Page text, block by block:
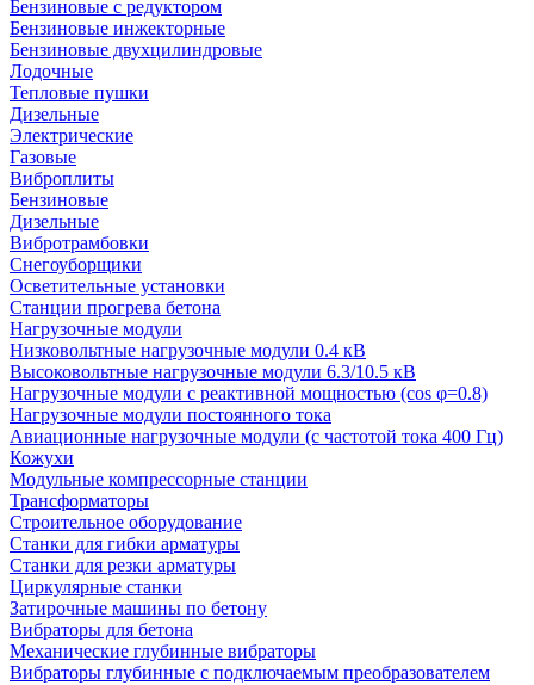
Бензиновые с редуктором
Бензиновые инжекторные
Бензиновые двухцилиндровые
Лодочные
Тепловые пушки
Дизельные
Электрические
Газовые
Виброплиты
Бензиновые
Дизельные
Вибротрамбовки
Снегоуборщики
Осветительные установки
Станции прогрева бетона
Нагрузочные модули
Низковольтные нагрузочные модули 0.4 кВ
Высоковольтные нагрузочные модули 6.3/10.5 кВ
Нагрузочные модули с реактивной мощностью (cos φ=0.8)
Нагрузочные модули постоянного тока
Авиационные нагрузочные модули (с частотой тока 400 Гц)
Кожухи
Модульные компрессорные станции
Трансформаторы
Строительное оборудование
Станки для гибки арматуры
Станки для резки арматуры
Циркулярные станки
Затирочные машины по бетону
Вибраторы для бетона
Механические глубинные вибраторы
Вибраторы глубинные с подключаемым преобразователем